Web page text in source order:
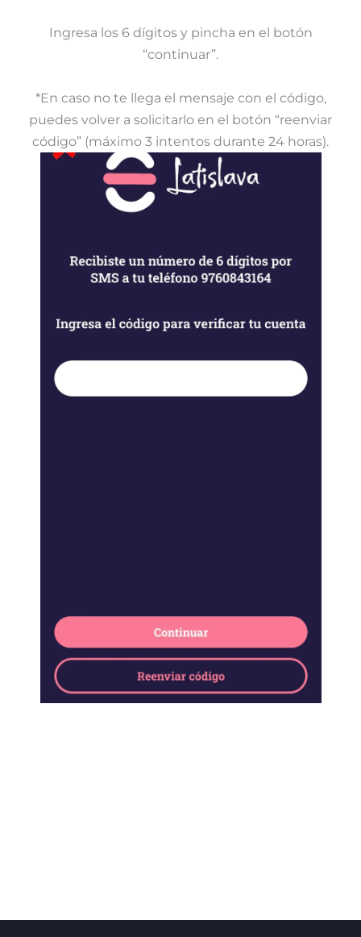
Ingresa los 6 dígitos y pincha en el botón
“continuar”.
*En caso no te llega el mensaje con el código,
puedes volver a solicitarlo en el botón “reenviar
código” (máximo 3 intentos durante 24 horas).